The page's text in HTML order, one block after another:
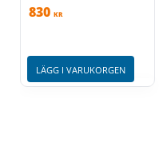
830 KR
LÄGG I VARUKORGEN